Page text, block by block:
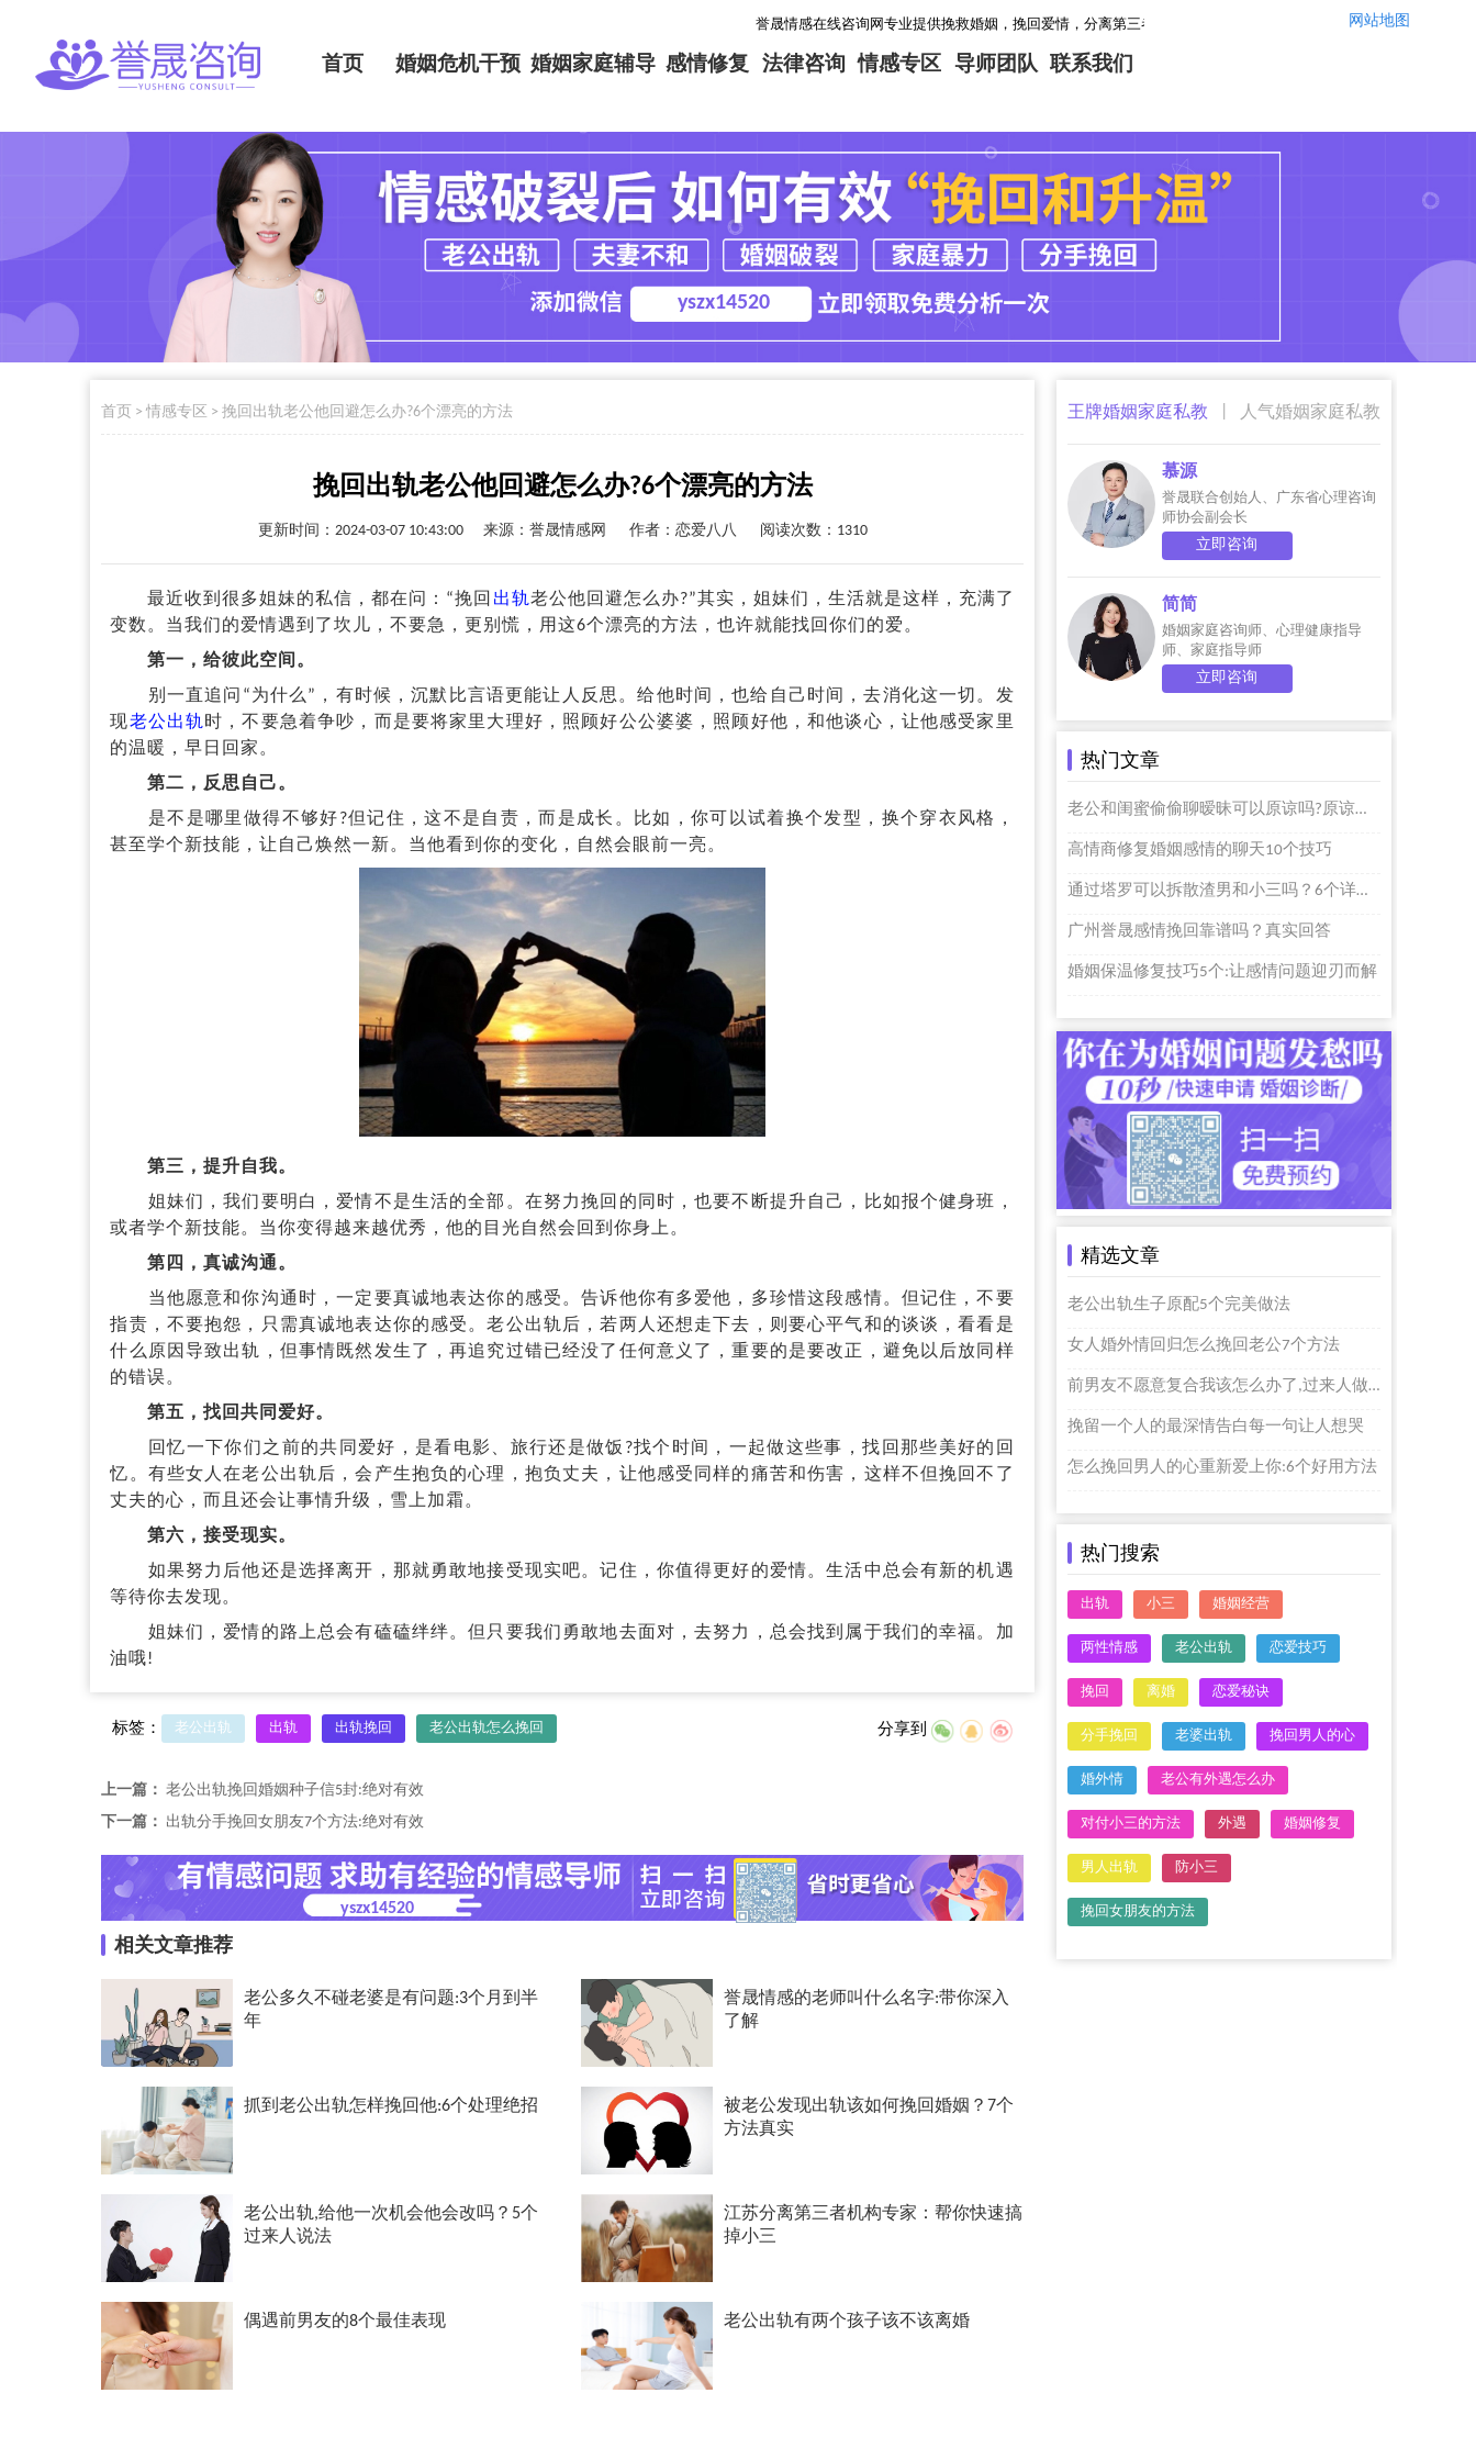
誉晟情感在线咨询网专业提供挽救婚姻，挽回爱情，分离第三者，感情修复，让你们的婚姻感情重回幸福！情感咨询微信
网站地图
首页 婚姻危机干预 婚姻家庭辅导 感情修复 法律咨询 情感专区 导师团队 联系我们
yszx14520
首页 > 情感专区 > 挽回出轨老公他回避怎么办?6个漂亮的方法
挽回出轨老公他回避怎么办?6个漂亮的方法
更新时间：2024-03-07 10:43:00 来源：誉晟情感网 作者： 恋爱八八 阅读次数：1310
最近收到很多姐妹的私信，都在问：“挽回 出轨老公他回避怎么办?”其实，姐妹们，生活就是这样，充满了
变数。当我们的爱情遇到了坎儿，不要急，更别慌，用这6个漂亮的方法，也许就能找回你们的爱。
第一，给彼此空间。
别一直追问“为什么”，有时候，沉默比言语更能让人反思。给他时间，也给自己时间，去消化这一切。发
现老公出轨时，不要急着争吵，而是要将家里大理好，照顾好公公婆婆，照顾好他，和他谈心，让他感受家里
的温暖，早日回家。
第二，反思自己。
是不是哪里做得不够好?但记住，这不是自责，而是成长。比如，你可以试着换个发型，换个穿衣风格，
甚至学个新技能，让自己焕然一新。当他看到你的变化，自然会眼前一亮。
第三，提升自我。
姐妹们，我们要明白，爱情不是生活的全部。在努力挽回的同时，也要不断提升自己，比如报个健身班，
或者学个新技能。当你变得越来越优秀，他的目光自然会回到你身上。
第四，真诚沟通。
当他愿意和你沟通时，一定要真诚地表达你的感受。告诉他你有多爱他，多珍惜这段感情。但记住，不要
指责，不要抱怨，只需真诚地表达你的感受。老公出轨后，若两人还想走下去，则要心平气和的谈谈，看看是
什么原因导致出轨，但事情既然发生了，再追究过错已经没了任何意义了，重要的是要改正，避免以后放同样
的错误。
第五，找回共同爱好。
回忆一下你们之前的共同爱好，是看电影、旅行还是做饭?找个时间，一起做这些事，找回那些美好的回
忆。有些女人在老公出轨后，会产生抱负的心理，抱负丈夫，让他感受同样的痛苦和伤害，这样不但挽回不了
丈夫的心，而且还会让事情升级，雪上加霜。
第六，接受现实。
如果努力后他还是选择离开，那就勇敢地接受现实吧。记住，你值得更好的爱情。生活中总会有新的机遇
等待你去发现。
姐妹们，爱情的路上总会有磕磕绊绊。但只要我们勇敢地去面对，去努力，总会找到属于我们的幸福。加
油哦!
王牌婚姻家庭私教 人气婚姻家庭私教
慕源
誉晟联合创始人、广东省心理咨询
师协会副会长
立即咨询
简简
婚姻家庭咨询师、心理健康指导
师、家庭指导师
立即咨询
热门文章
老公和闺蜜偷偷聊暧昧可以原谅吗?原谅个屁啊
高情商修复婚姻感情的聊天10个技巧
通过塔罗可以拆散渣男和小三吗？6个详细步骤的
广州誉晟感情挽回靠谱吗？真实回答
婚姻保温修复技巧5个:让感情问题迎刃而解
精选文章
老公出轨生子原配5个完美做法
女人婚外情回归怎么挽回老公7个方法
前男友不愿意复合我该怎么办了,过来人做法
挽留一个人的最深情告白每一句让人想哭
怎么挽回男人的心重新爱上你:6个好用方法
热门搜索
出轨 小三 婚姻经营
两性情感 老公出轨 恋爱技巧
挽回 离婚 恋爱秘诀
分手挽回 老婆出轨 挽回男人的心
婚外情 老公有外遇怎么办
对付小三的方法 外遇 婚姻修复
男人出轨 防小三
挽回女朋友的方法
标签： 老公出轨 出轨 出轨挽回 老公出轨怎么挽回 分享到
上一篇： 老公出轨挽回婚姻种子信5封:绝对有效
下一篇： 出轨分手挽回女朋友7个方法:绝对有效
yszx14520
相关文章推荐
老公多久不碰老婆是有问题:3个月到半
年
誉晟情感的老师叫什么名字:带你深入
了解
抓到老公出轨怎样挽回他:6个处理绝招
被老公发现出轨该如何挽回婚姻？7个
方法真实
老公出轨,给他一次机会他会改吗？5个
过来人说法
江苏分离第三者机构专家：帮你快速搞
掉小三
偶遇前男友的8个最佳表现 老公出轨有两个孩子该不该离婚